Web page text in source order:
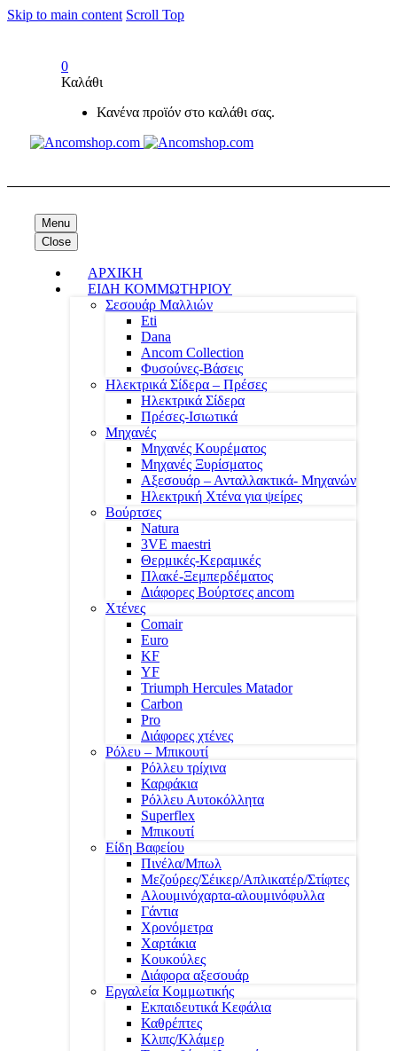
Skip to main content Scroll Top
0
Καλάθι
Κανένα προϊόν στο καλάθι σας.
Menu
Close
ΑΡΧΙΚΗ
ΕΙΔΗ ΚΟΜΜΩΤΗΡΙΟΥ
Σεσουάρ Μαλλιών
Eti
Dana
Ancom Collection
Φυσούνες-Βάσεις
Ηλεκτρικά Σίδερα – Πρέσες
Ηλεκτρικά Σίδερα
Πρέσες-Ισιωτικά
Μηχανές
Μηχανές Κουρέματος
Μηχανές Ξυρίσματος
Αξεσουάρ – Ανταλλακτικά- Μηχανών
Ηλεκτρική Χτένα για ψείρες
Βούρτσες
Natura
3VE maestri
Θερμικές-Κεραμικές
Πλακέ-Ξεμπερδέματος
Διάφορες Βούρτσες ancom
Χτένες
Comair
Euro
KF
YF
Triumph Hercules Matador
Carbon
Pro
Διάφορες χτένες
Ρόλευ – Μπικουτί
Ρόλλευ τρίχινα
Καρφάκια
Ρόλλευ Αυτοκόλλητα
Superflex
Μπικουτί
Είδη Βαφείου
Πινέλα/Μπωλ
Μεζούρες/Σέικερ/Απλικατέρ/Στίφτες
Αλουμινόχαρτα-αλουμινόφυλλα
Γάντια
Χρονόμετρα
Χαρτάκια
Κουκούλες
Διάφορα αξεσουάρ
Εργαλεία Κομμωτικής
Εκπαιδευτικά Κεφάλια
Καθρέπτες
Κλιπς/Κλάμερ